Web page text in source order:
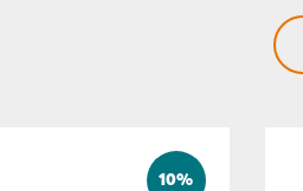
10%